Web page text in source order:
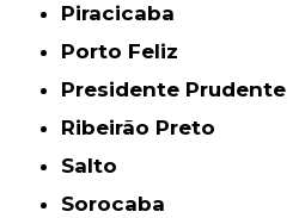
Piracicaba
Porto Feliz
Presidente Prudente
Ribeirão Preto
Salto
Sorocaba